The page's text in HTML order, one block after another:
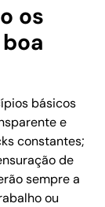
os
básicos
e
constantes;
de
sempre a
ou